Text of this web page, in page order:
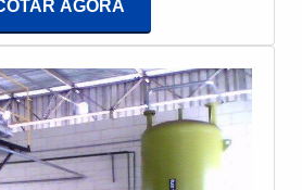
de uma ampla gama de
para combustão
em todo o Brasil e
países, a Nofor se destaca
a qualidade e o excelente
sempre à disposição para
AGORA